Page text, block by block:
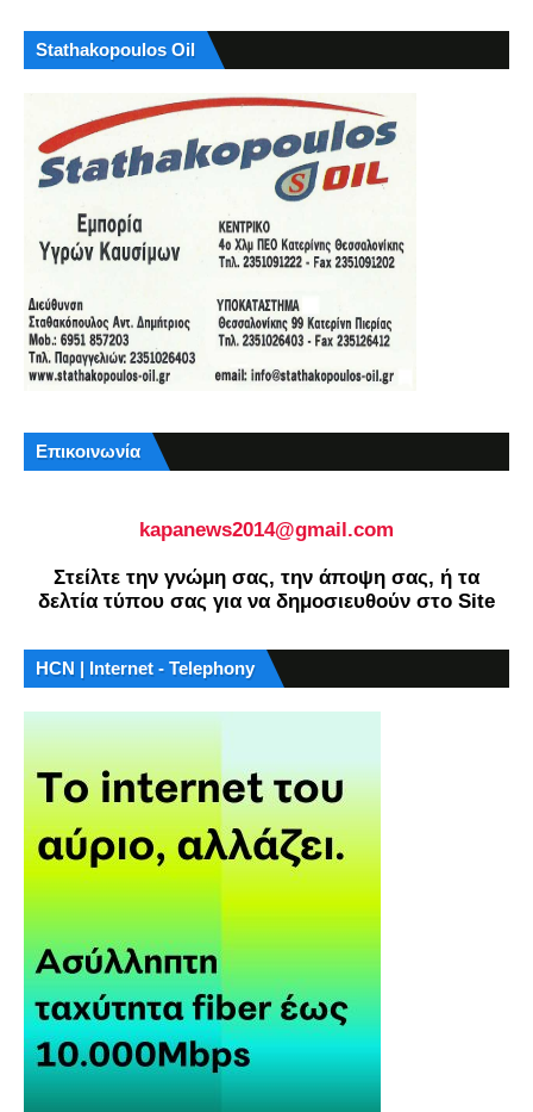
Stathakopoulos Oil
Επικοινωνία
kapanews2014@gmail.com
Στείλτε την γνώμη σας, την άποψη σας, ή τα
δελτία τύπου σας για να δημοσιευθούν στο Site
HCN | Internet - Telephony